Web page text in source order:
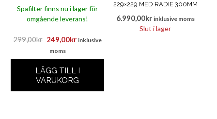
Spafilter finns nu i lager för
omgående leverans!
299,00kr Det
ursprungliga
priset
var:
299,00kr.
249,00krDet
priset
249,00kr.
inklusive
moms
LÄGG TILL I
VARUKORG
229×229 MED RADIE 300MM
6.990,00kr inklusive moms
Slut i lager